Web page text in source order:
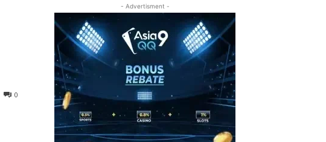
0
- Advertisment -